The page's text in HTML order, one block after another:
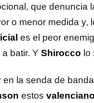
que denuncia
o menor medida y,
es el peor
a batir. Y Shirocco lo
en la senda de
estos